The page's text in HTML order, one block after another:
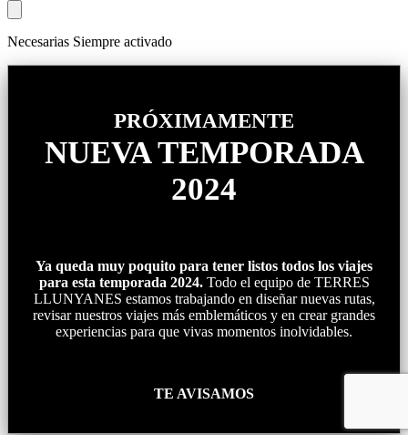
Necesarias Siempre activado
PRÓXIMAMENTE
NUEVA TEMPORADA
2024
Ya queda muy poquito para tener listos todos los viajes
para esta temporada 2024.Todo el equipo de TERRES
LLUNYANES estamos trabajando en diseñar nuevas rutas,
revisar nuestros viajes más emblemáticos y en crear grandes
experiencias para que vivas momentos inolvidables.
TE AVISAMOS